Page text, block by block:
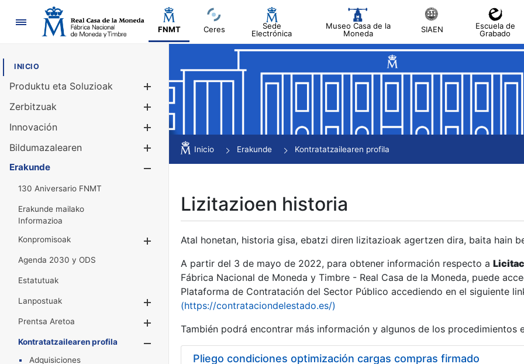
Nabigazioa
FNMT Ceres
Sede
Electrónica
Museo Casa de la
Moneda
SIAEN
Escuela de
Grabado
INICIO
Produktu eta Soluzioak
Erakutsi/Ezkutatu
Zerbitzuak
Innovación
Bildumazalearen
Erakutsi/Ezkutatu
Erakunde
130 Aniversario FNMT
Erakunde mailako
Informazioa
Konpromisoak
Erakutsi/Ezkutatu
Agenda 2030 y ODS
Estatutuak
Lanpostuak
Erakutsi/Ezkutatu
Prentsa Aretoa
Erakutsi/Ezkutatu
Kontratatzailearen profila
Erakutsi/Ezkutatu
Adquisiciones
Inicio Erakunde Kontratatzailearen profila
Lizitazioen historia
Atal honetan, historia gisa, ebatzi diren lizitazioak agertzen dira, baita hain
A partir del 3 de mayo de 2022, para obtener información respecto a
Fábrica Nacional de Moneda y Timbre - Real Casa de la Moneda, puede
Plataforma de Contratación del Sector Público accediendo en el siguiente
(https://contrataciondelestado.es/)
También podrá encontrar más información y algunos de los procedimientos
Pliego condiciones optimización cargas compras firmado